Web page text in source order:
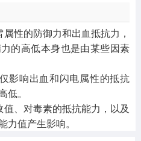
性的防御力和出血抵抗力，
的高低本身也是由某些因素
影响出血和闪电属性的抵抗
。
、对毒素的抵抗能力，以及
值产生影响。